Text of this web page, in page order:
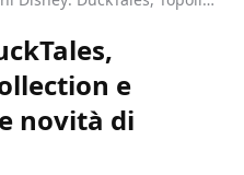
e
novità di